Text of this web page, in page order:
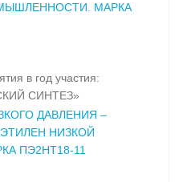
МАРКА
в год участия:
СИНТЕЗ»
ДАВЛЕНИЯ –
НИЗКОЙ
ПЭ2НТ18-11